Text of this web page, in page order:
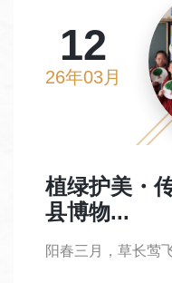
12
26年03月
植绿护美・
县博物...
阳春三月，草长莺